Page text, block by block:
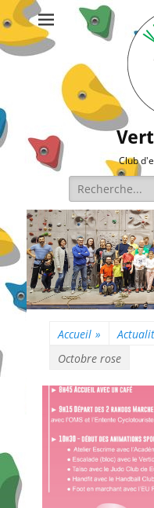
Club
Rechercher :
Accueil »
Octobre rose